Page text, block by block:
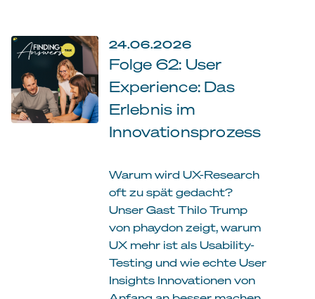
24.06.2026
Folge 62: User
Experience: Das
Erlebnis im
Innovationsprozess
Warum wird UX-Research
oft zu spät gedacht?
Unser Gast Thilo Trump
von phaydon zeigt, warum
UX mehr ist als Usability-
Testing und wie echte User
Insights Innovationen von